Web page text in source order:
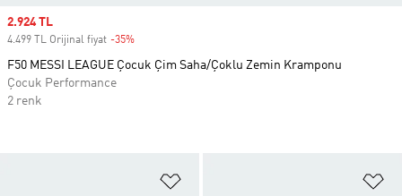
Sale price
2.924 TL
4.499 TL Orijinal fiyat -35%
F50 MESSI LEAGUE Çocuk Çim Saha/Çoklu Zemin Kramponu
Çocuk Performance
2 renk